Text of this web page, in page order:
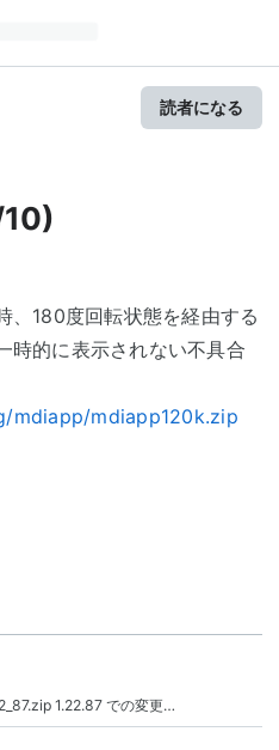
読者になる
、180度回転状態を経由する
時的に表示されない不具合
mdiapp/mdiapp120k.zip
1.22.87 での変更…